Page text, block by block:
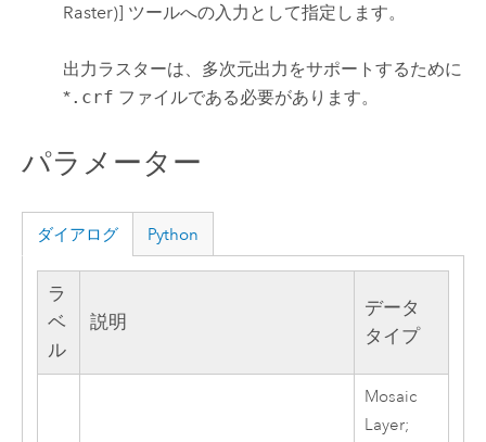
Raster)] ツールへの入力として指定します。
出力ラスターは、多次元出力をサポートするために
*.crf ファイルである必要があります。
パラメーター
ダイアログ Python
ラ
ベ
ル
説明
データ
タイプ
Mosaic
Layer;